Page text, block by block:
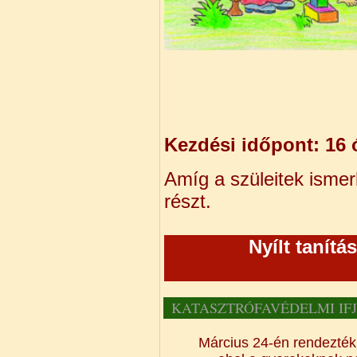
Kezdési időpont: 16
Amíg a szüleitek
részt.
Nyílt
KATASZTRÓFAVÉDELMI
Március 24-én